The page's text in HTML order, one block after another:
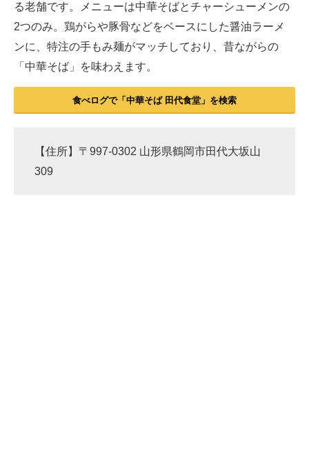
企業ITのトレンドを詳説
マーケ×ITの今がよく分かる
企業向けIT製品の総合サイト
る老舗です。メニューは中華そばとチャーシューメンの
2つのみ。鶏がらや豚骨などをベースにした醤油ラーメ
ンに、特注の手もみ麺がマッチしており、昔ながらの
「中華そば」を味わえます。
食べログで「中華そば 田代食堂」を検索
【住所】〒997-0302 山形県鶴岡市田代大坂山
309